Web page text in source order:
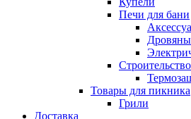
Печи для бани
Товары для пикника
Грили
Доставка